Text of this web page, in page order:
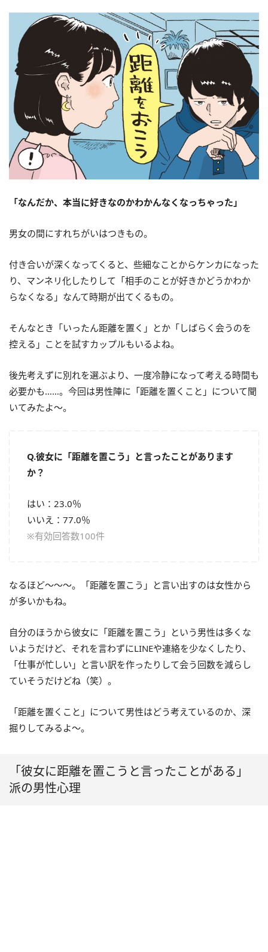
「なんだか、本当に好きなのかわかんなくなっちゃった」
男女の間にすれちがいはつきもの。
付き合いが深くなってくると、些細なことからケンカになった
り、マンネリ化したりして「相手のことが好きかどうかわか
らなくなる」なんて時期が出てくるもの。
そんなとき「いったん距離を置く」とか「しばらく会うのを
控える」ことを試すカップルもいるよね。
後先考えずに別れを選ぶより、一度冷静になって考える時間も
必要かも……。今回は男性陣に「距離を置くこと」について聞
いてみたよ～。
Q.彼女に「距離を置こう」と言ったことがあります
か？
はい：23.0％
いいえ：77.0％
※有効回答数100件
なるほど～～～。「距離を置こう」と言い出すのは女性から
が多いかもね。
自分のほうから彼女に「距離を置こう」という男性は多くな
いようだけど、それを言わずにLINEや連絡を少なくしたり、
「仕事が忙しい」と言い訳を作ったりして会う回数を減らし
ていそうだけどね（笑）。
「距離を置くこと」について男性はどう考えているのか、深
掘りしてみるよ～。
「彼女に距離を置こうと言ったことがある」
派の男性心理